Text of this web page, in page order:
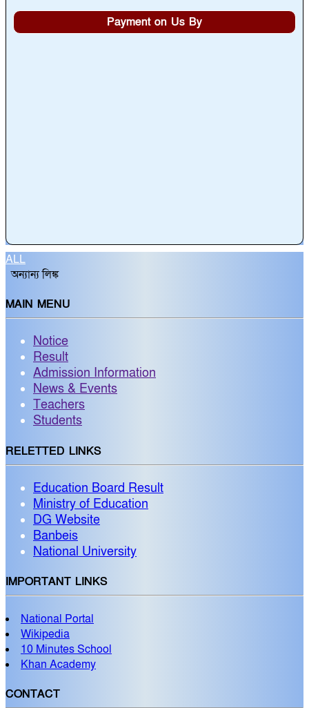
Payment on Us By
ALL
অন্যান্য লিঙ্ক
MAIN MENU
Notice
Result
Admission Information
News & Events
Teachers
Students
RELETTED LINKS
Education Board Result
Ministry of Education
DG Website
Banbeis
National University
IMPORTANT LINKS
National Portal
Wikipedia
10 Minutes School
Khan Academy
CONTACT